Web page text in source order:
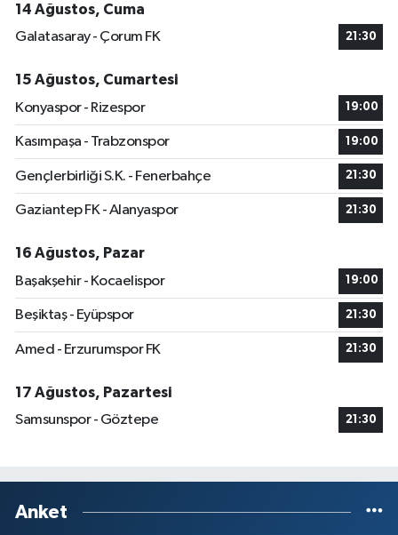
14 Ağustos, Cuma
Galatasaray - Çorum FK
21:30
15 Ağustos, Cumartesi
Konyaspor - Rizespor
19:00
Kasımpaşa - Trabzonspor 19:00
Gençlerbirliği S.K. - Fenerbahçe 21:30
Gaziantep FK - Alanyaspor 21:30
16 Ağustos, Pazar
Başakşehir - Kocaelispor
19:00
Beşiktaş - Eyüpspor 21:30
Amed - Erzurumspor FK 21:30
17 Ağustos, Pazartesi
Samsunspor - Göztepe
21:30
Anket